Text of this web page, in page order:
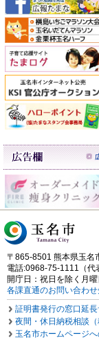
〒865-8501 熊本県玉名
電話:0968-75-1111（代
開庁日：祝日を除く月
各課直通のお問い合わせ
証明書発行の窓口延長
夜間・休日納税相談（
玉名市ホームページ